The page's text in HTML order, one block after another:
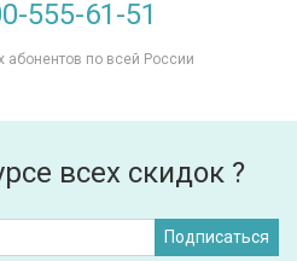
555-61-51
абонентов по всей России
всех скидок ?
Подписаться